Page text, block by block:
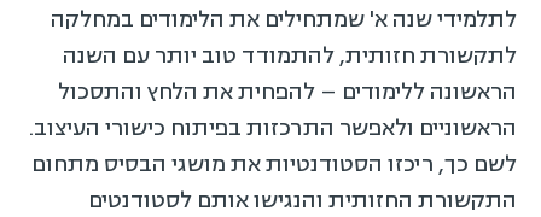
לתלמידי שנה א' שמתחילים את הלימודים במחלקה
לתקשורת חזותית, להתמודד טוב יותר עם השנה
הראשונה ללימודים – להפחית את הלחץ והתסכול
הראשוניים ולאפשר התרכזות בפיתוח כישורי העיצוב.
לשם כך, ריכזו הסטודנטיות את מושגי הבסיס מתחום
התקשורת החזותית והנגישו אותם לסטודנטים